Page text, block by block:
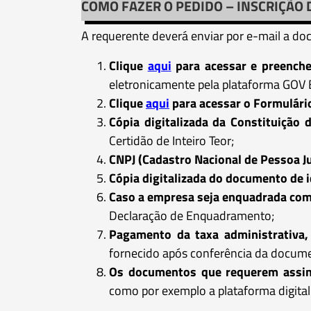
COMO FAZER O PEDIDO –
A requerente deverá enviar por e-mail a
Clique aqui para acessar e
eletronicamente pela plataforma
Cliqueaqui para acessar o
Cópia digitalizada da Constituição
Certidão de Inteiro Teor;
CNPJ (Cadastro Nacional de Pessoa
Cópia digitalizada do documento
Caso a empresa seja enquadrada
Declaração de Enquadramento;
Pagamento da taxa
fornecido após conferência da
Os documentos que requerem
como por exemplo a plataforma